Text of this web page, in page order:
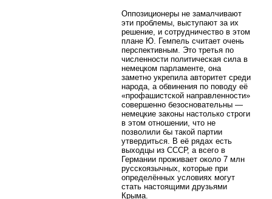
Оппозиционеры не замалчивают
эти проблемы, выступают за их
решение, и сотрудничество в этом
плане Ю. Гемпель считает очень
перспективным. Это третья по
численности политическая сила в
немецком парламенте, она
заметно укрепила авторитет среди
народа, а обвинения по поводу её
«профашистской направленности»
совершенно безосновательны —
немецкие законы настолько строги
в этом отношении, что не
позволили бы такой партии
утвердиться. В её рядах есть
выходцы из СССР, а всего в
Германии проживает около 7 млн
русскоязычных, которые при
определённых условиях могут
стать настоящими друзьями
Крыма.